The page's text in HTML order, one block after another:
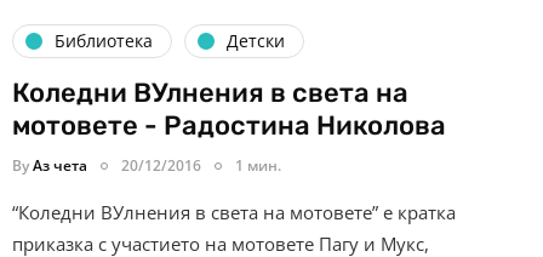
Библиотека Детски
Коледни ВУлнения в света на
мотовете - Радостина Николова
ByАз чета 20/12/2016 1 мин.
“Коледни ВУлнения в света на мотовете” е кратка
приказка с участието на мотовете Пагу и Мукс,